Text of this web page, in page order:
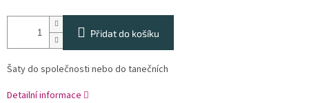
Přidat do košíku
Šaty do společnosti nebo do tanečních
Detailní informace